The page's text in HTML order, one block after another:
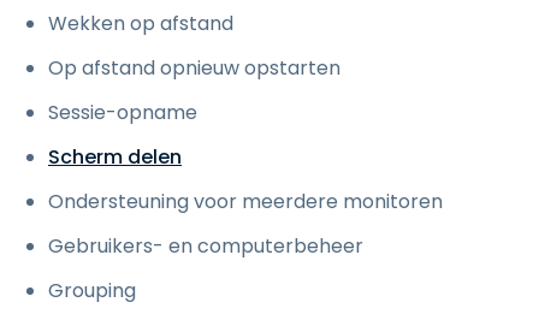
Wekken op afstand
Op afstand opnieuw opstarten
Sessie-opname
Scherm delen
Ondersteuning voor meerdere monitoren
Gebruikers- en computerbeheer
Grouping